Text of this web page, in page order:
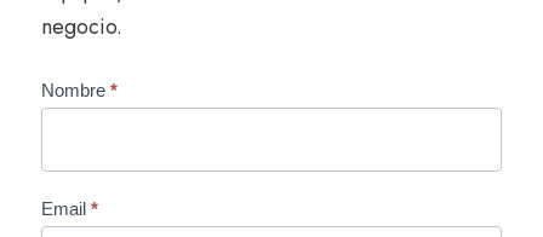
negocio.
C
t
á
Nombre *
Email *